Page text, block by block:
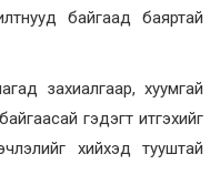
байгаад баяртай
захиалгаар, хуумгай
гэдэгт итгэхийг
хийхэд тууштай